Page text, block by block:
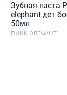
Зубная паста
elephant дет
50мл
ПИНК ЭЛЕФАНТ